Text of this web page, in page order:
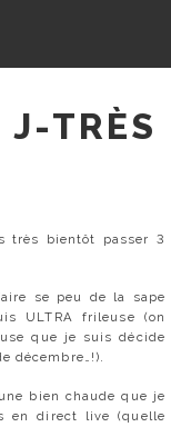
J-TRÈS
très bientôt passer 3
se peu de la sape
ULTRA frileuse (on
que je suis décide
décembre…!).
bien chaude que je
en direct live (quelle